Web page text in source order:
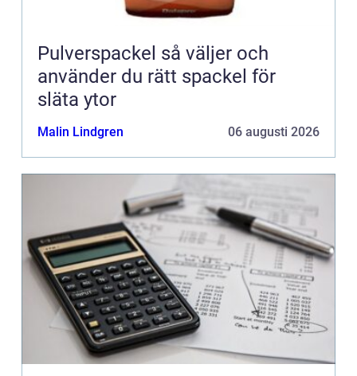
Pulverspackel så väljer och
använder du rätt spackel för
släta ytor
Malin Lindgren 06 augusti 2026